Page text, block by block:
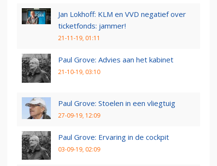
Jan Lokhoff: KLM en VVD negatief over
ticketfonds: jammer!
21-11-19, 01:11
Paul Grove: Advies aan het kabinet
21-10-19, 03:10
Paul Grove: Stoelen in een vliegtuig
27-09-19, 12:09
Paul Grove: Ervaring in de cockpit
03-09-19, 02:09